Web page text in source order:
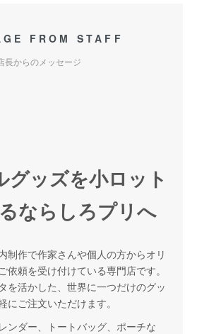
FROM STAFF
長からのメッセージ
グッズを小ロット
ならしろプリへ
制作で作家さんや個人の方からオリ
依頼を受け付けている専門店です。
を活かした、世界に一つだけのグッ
にご注文いただけます。
ンダー、トートバッグ、ポーチな